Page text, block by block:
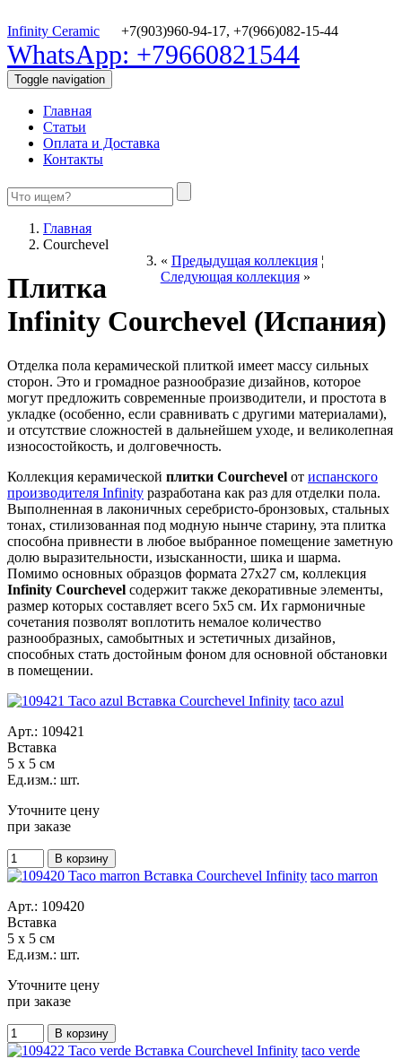
Infinity Ceramic +7(903)960-94-17, +7(966)082-15-44
WhatsApp: +79660821544
Toggle navigation
Главная
Статьи
Оплата и Доставка
Контакты
Главная
Courchevel
« Предыдущая коллекция¦
Следующая коллекция»
Плитка
Infinity Courchevel (Испания)
Отделка пола керамической плиткой имеет массу сильных
сторон. Это и громадное разнообразие дизайнов, которое
могут предложить современные производители, и простота в
укладке (особенно, если сравнивать с другими материалами),
и отсутствие сложностей в дальнейшем уходе, и великолепная
износостойкость, и долговечность.
Коллекция керамической плитки Courchevel от испанского
производителя Infinity разработана как раз для отделки пола.
Выполненная в лаконичных серебристо-бронзовых, стальных
тонах, стилизованная под модную нынче старину, эта плитка
способна привнести в любое выбранное помещение заметную
долю выразительности, изысканности, шика и шарма.
Помимо основных образцов формата 27x27 см, коллекция
Infinity Courchevel содержит также декоративные элементы,
размер которых составляет всего 5х5 см. Их гармоничные
сочетания позволят воплотить немалое количество
разнообразных, самобытных и эстетичных дизайнов,
способных стать достойным фоном для основной обстановки
в помещении.
taco azul
Арт.: 109421
Вставка
5 x 5 см
Ед.изм.: шт.
Уточните цену
при заказе
taco marron
Арт.: 109420
Вставка
5 x 5 см
Ед.изм.: шт.
Уточните цену
при заказе
taco verde